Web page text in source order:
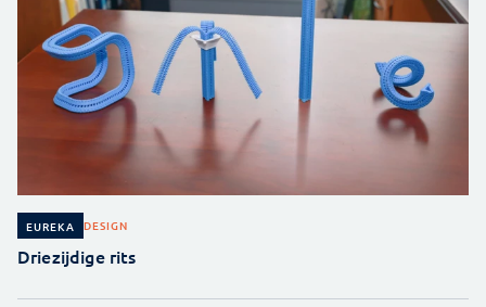
EUREKA DESIGN
Driezijdige rits